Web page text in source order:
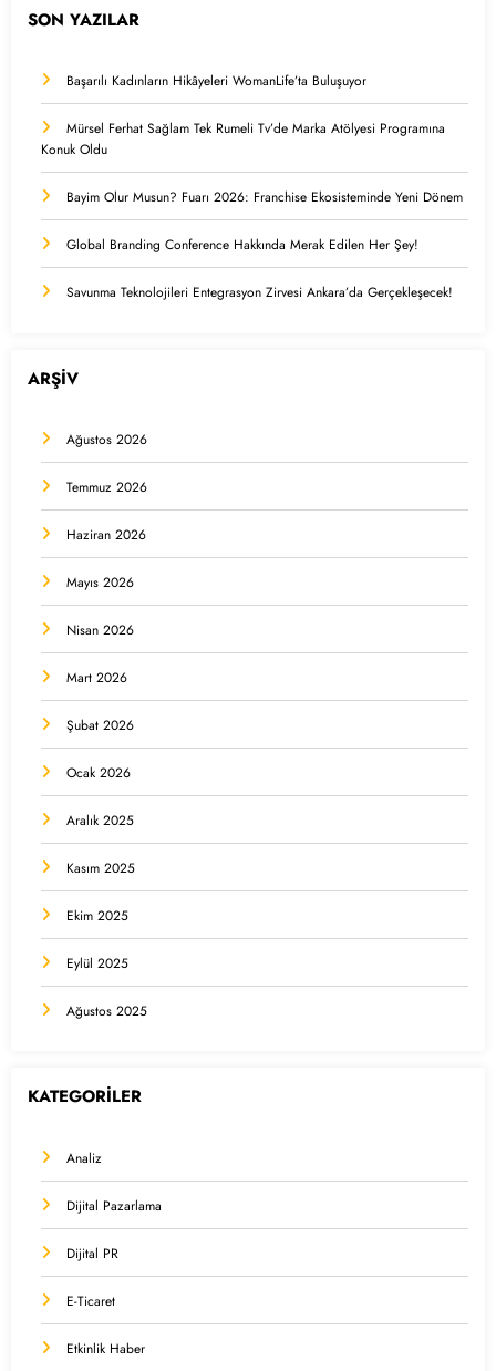
SON YAZILAR
Başarılı Kadınların Hikâyeleri WomanLife’ta Buluşuyor
Mürsel Ferhat Sağlam Tek Rumeli Tv’de Marka Atölyesi Programına
Konuk Oldu
Bayim Olur Musun? Fuarı 2026: Franchise Ekosisteminde Yeni Dönem
Global Branding Conference Hakkında Merak Edilen Her Şey!
Savunma Teknolojileri Entegrasyon Zirvesi Ankara’da Gerçekleşecek!
ARŞİV
Ağustos 2026
Temmuz 2026
Haziran 2026
Mayıs 2026
Nisan 2026
Mart 2026
Şubat 2026
Ocak 2026
Aralık 2025
Kasım 2025
Ekim 2025
Eylül 2025
Ağustos 2025
KATEGORİLER
Analiz
Dijital Pazarlama
Dijital PR
E-Ticaret
Etkinlik Haber